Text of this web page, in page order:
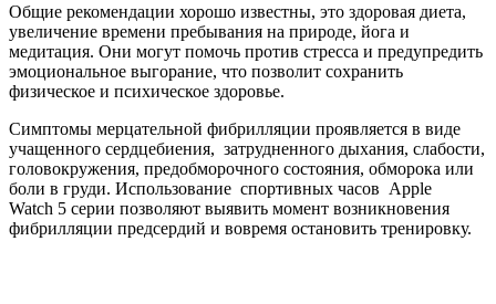
Общие рекомендации хорошо известны, это здоровая диета,
увеличение времени пребывания на природе, йога и
медитация. Они могут помочь против стресса и предупредить
эмоциональное выгорание, что позволит сохранить
физическое и психическое здоровье.
Симптомы мерцательной фибрилляции проявляется в виде
учащенного сердцебиения, затрудненного дыхания, слабости,
головокружения, предобморочного состояния, обморока или
боли в груди. Использование спортивных часов Apple
Watch 5 серии позволяют выявить момент возникновения
фибрилляции предсердий и вовремя остановить тренировку.